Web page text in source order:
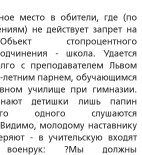
место в обители, где (по
не действует запрет на
стопроцентного
- школа. Удается
с преподавателем Львом
летним парнем, обучающимся
училище при гимназии.
детишки лишь папин
одного слушаются
молодому наставнику
- в учительскую входят
?Мы должны